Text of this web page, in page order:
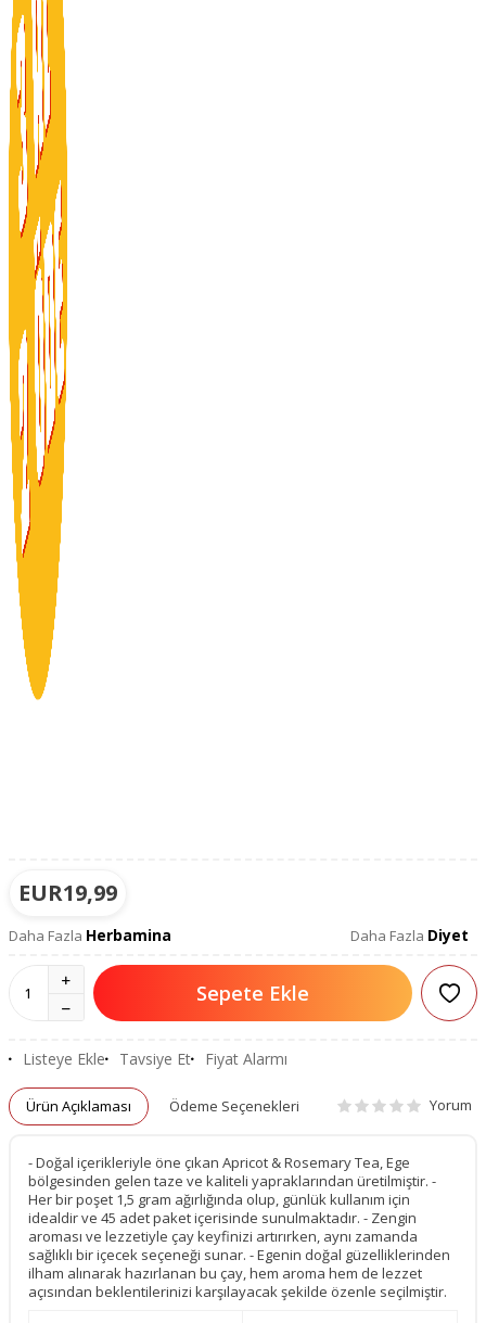
EUR19,99
Daha Fazla Herbamina Daha Fazla Diyet
Sepete Ekle
Listeye Ekle Tavsiye Et Fiyat Alarmı
Ürün Açıklaması Ödeme Seçenekleri Yorum
- Doğal içerikleriyle öne çıkan Apricot & Rosemary Tea, Ege
bölgesinden gelen taze ve kaliteli yapraklarından üretilmiştir. -
Her bir poşet 1,5 gram ağırlığında olup, günlük kullanım için
idealdir ve 45 adet paket içerisinde sunulmaktadır. - Zengin
aroması ve lezzetiyle çay keyfinizi artırırken, aynı zamanda
sağlıklı bir içecek seçeneği sunar. - Egenin doğal güzelliklerinden
ilham alınarak hazırlanan bu çay, hem aroma hem de lezzet
açısından beklentilerinizi karşılayacak şekilde özenle seçilmiştir.